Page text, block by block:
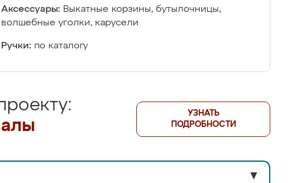
Аксессуары: Выкатные корзины, бутылочницы,
волшебные уголки, карусели
Ручки: по каталогу
УЗНАТЬ
ПОДРОБНОСТИ
▼